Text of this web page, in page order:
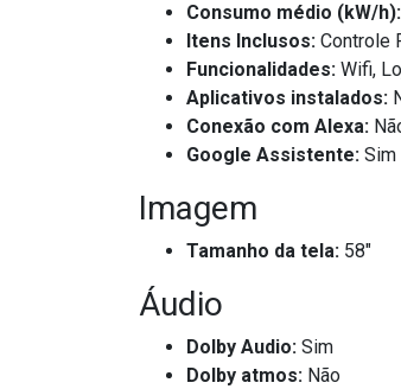
Consumo médio (kW/h):
Itens Inclusos: Controle
Funcionalidades: Wifi,
Aplicativos instalados:
Conexão com Alexa:
Google Assistente: Sim
Imagem
Tamanho da tela: 58"
Áudio
Dolby Audio: Sim
Dolby atmos: Não